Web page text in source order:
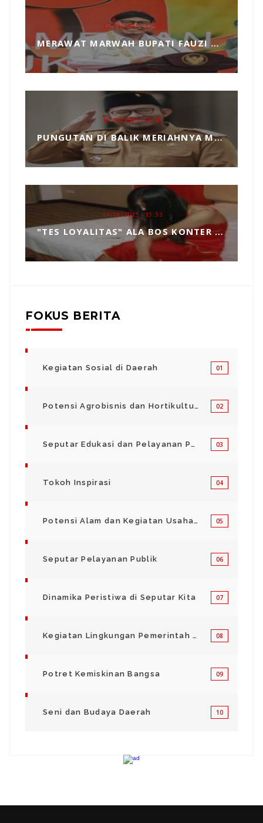
23/09/2025 - 12:25
MERAWAT MARWAH BUPATI FAUZI DARI TANGAN JAHIL PENYELENGGARA EVENT MCF 2025
12/09/2025 - 08:46
PUNGUTAN DI BALIK MERIAHNYA MADURA CULTURE FESTIVAL 2025 RP739 JUTA DAN PENGKHIANATAN TERHADAP BUPATI FAUZI
04/08/2025 - 15:33
"TES LOYALITAS" ALA BOS KONTER HP, TOPENG MANIPULASI BERKEDOK KEPERCAYAAN
FOKUS BERITA
Kegiatan Sosial di Daerah 01
Potensi Agrobisnis dan Hortikultura 02
Seputar Edukasi dan Pelayanan Pendidikan 03
Tokoh Inspirasi 04
Potensi Alam dan Kegiatan Usaha Kecil Menegah 05
Seputar Pelayanan Publik 06
Dinamika Peristiwa di Seputar Kita 07
Kegiatan Lingkungan Pemerintah Kabupaten di Indonesia 08
Potret Kemiskinan Bangsa 09
Seni dan Budaya Daerah 10